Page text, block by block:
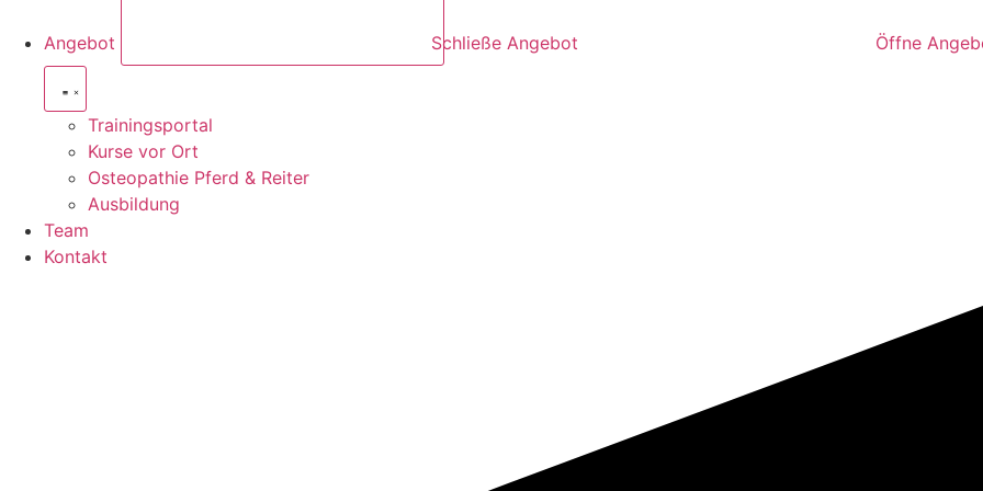
Angebot Schließe Angebot Öffne
Trainingsportal
Kurse vor Ort
Osteopathie Pferd & Reiter
Ausbildung
Team
Kontakt